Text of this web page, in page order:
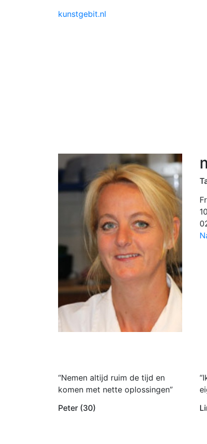
kunstgebit.nl
“Nemen altijd ruim de tijd en
komen met nette oplossingen”
Peter (30)